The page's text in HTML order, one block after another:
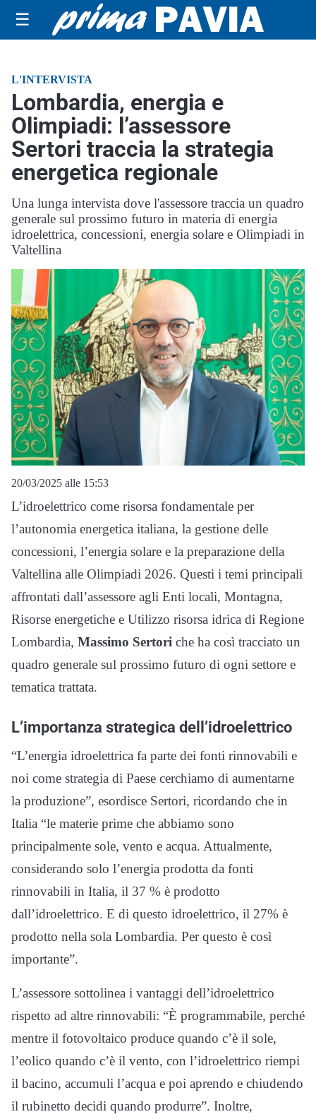
☰
L'INTERVISTA
Lombardia, energia e
Olimpiadi: l’assessore
Sertori traccia la strategia
energetica regionale
Una lunga intervista dove l'assessore traccia un quadro
generale sul prossimo futuro in materia di energia
idroelettrica, concessioni, energia solare e Olimpiadi in
Valtellina
20/03/2025 alle 15:53
L’idroelettrico come risorsa fondamentale per
l’autonomia energetica italiana, la gestione delle
concessioni, l’energia solare e la preparazione della
Valtellina alle Olimpiadi 2026. Questi i temi principali
affrontati dall’assessore agli Enti locali, Montagna,
Risorse energetiche e Utilizzo risorsa idrica di Regione
Lombardia, Massimo Sertori che ha così tracciato un
quadro generale sul prossimo futuro di ogni settore e
tematica trattata.
L’importanza strategica dell’idroelettrico
“L’energia idroelettrica fa parte dei fonti rinnovabili e
noi come strategia di Paese cerchiamo di aumentarne
la produzione”, esordisce Sertori, ricordando che in
Italia “le materie prime che abbiamo sono
principalmente sole, vento e acqua. Attualmente,
considerando solo l’energia prodotta da fonti
rinnovabili in Italia, il 37 % è prodotto
dall’idroelettrico. E di questo idroelettrico, il 27% è
prodotto nella sola Lombardia. Per questo è così
importante”.
L’assessore sottolinea i vantaggi dell’idroelettrico
rispetto ad altre rinnovabili: “È programmabile, perché
mentre il fotovoltaico produce quando c’è il sole,
l’eolico quando c’è il vento, con l’idroelettrico riempi
il bacino, accumuli l’acqua e poi aprendo e chiudendo
il rubinetto decidi quando produrre”. Inoltre,